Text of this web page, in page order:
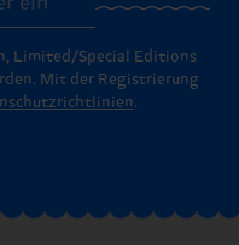
Limited/Special Editions
Mit der Registrierung
.